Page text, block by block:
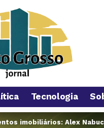
Tecnologia
imobiliários: Alex